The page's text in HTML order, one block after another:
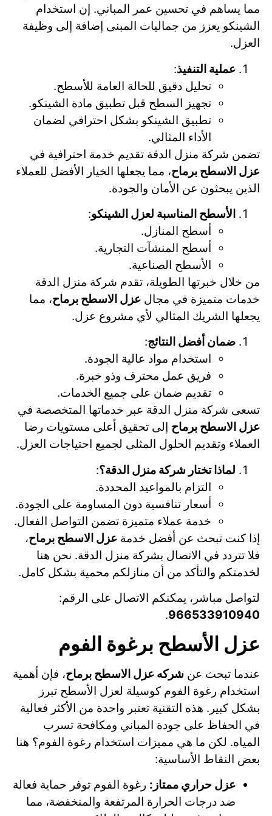
مما يساهم في تحسين عمر المباني. إن استخدام
الشينكو يعزز من جماليات المبنى إضافة إلى وظيفة
العزل.
عملية التنفيذ:
تحليل دقيق للحالة العامة للأسطح.
تجهيز السطح قبل تطبيق مادة الشينكو.
تطبيق الشينكو بشكل احترافي لضمان
الأداء المثالي.
تضمن شركة منزل الدقة تقديم خدمة احترافية في
عزل الاسطح برماح، مما يجعلها الخيار الأفضل للعملاء
الذين يبحثون عن الأمان والجودة.
الأسطح المناسبة لعزل الشينكو:
أسطح المنازل.
أسطح المنشآت التجارية.
الأسطح الصناعية.
من خلال خبرتها الطويلة، تقدم شركة منزل الدقة
خدمات متميزة في مجال عزل الاسطح برماح، مما
يجعلها الشريك المثالي لأي مشروع عزل.
ضمان أفضل النتائج:
استخدام مواد عالية الجودة.
فريق عمل محترف وذو خبرة.
تقديم ضمان على جميع الخدمات.
تسعى شركة منزل الدقة عبر خدماتها المتخصصة في
عزل الاسطح برماح إلى تحقيق أعلى مستويات رضا
العملاء وتقديم الحلول المثلى لجميع احتياجات العزل.
لماذا تختار شركة منزل الدقة؟:
التزام بالمواعيد المحددة.
أسعار تنافسية دون المساومة على الجودة.
خدمة عملاء متميزة تضمن التواصل الفعال.
إذا كنت تبحث عن أفضل خدمة عزل الاسطح برماح،
فلا تتردد في الاتصال بشركة منزل الدقة. نحن هنا
لخدمتكم والتأكد من أن منازلكم محمية بشكل كامل.
لتواصل مباشر، يمكنكم الاتصال على الرقم:
966533910940
.
عزل الأسطح برغوة الفوم
عندما تبحث عن شركه عزل الاسطح برماح، فإن أهمية
استخدام رغوة الفوم كوسيلة لعزل الأسطح تبرز
بشكل كبير. هذه التقنية تعتبر واحدة من الأكثر فعالية
في الحفاظ على جودة المباني ومكافحة تسرب
المياه. لكن ما هي مميزات استخدام رغوة الفوم؟ هنا
بعض النقاط الأساسية:
عزل حراري ممتاز: رغوة الفوم توفر حماية فعالة
ضد درجات الحرارة المرتفعة والمنخفضة، مما